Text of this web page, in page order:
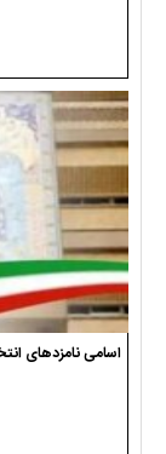
اسامی نامزدهای